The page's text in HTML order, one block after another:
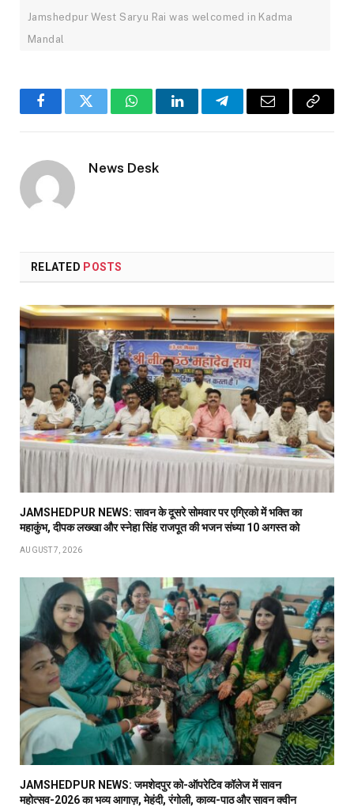
Jamshedpur West Saryu Rai was welcomed in Kadma
Mandal
FacebookTwitter WhatsAppLinkedInTelegramEmail
Copy
News Desk
RELATED POSTS
JAMSHEDPUR NEWS: सावन के दूसरे सोमवार पर एग्रिको में भक्ति का
महाकुंभ, दीपक लख्खा और स्नेहा सिंह राजपूत की भजन संध्या 10 अगस्त को
AUGUST 7, 2026
JAMSHEDPUR NEWS: जमशेदपुर को-ऑपरेटिव कॉलेज में सावन
महोत्सव-2026 का भव्य आगाज़, मेहंदी, रंगोली, काव्य-पाठ और सावन क्वीन